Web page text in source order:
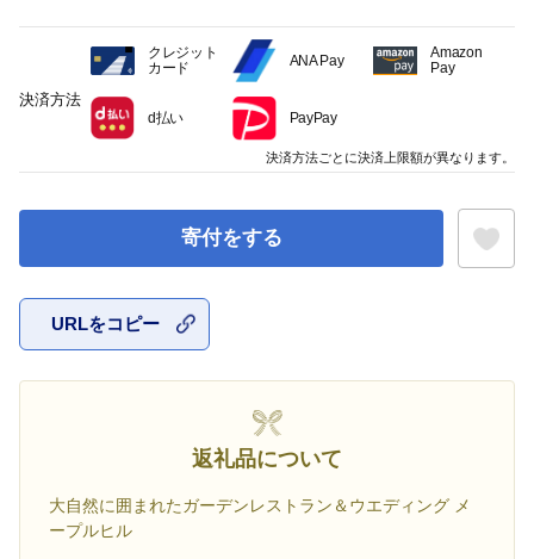
寄付をする
URLをコピー
返礼品について
大自然に囲まれたガーデンレストラン＆ウエディング メ
ープルヒル
決済方法
クレジット
カード
ANA Pay
Amazon
Pay
d払い PayPay
決済方法ごとに決済上限額が異なります。